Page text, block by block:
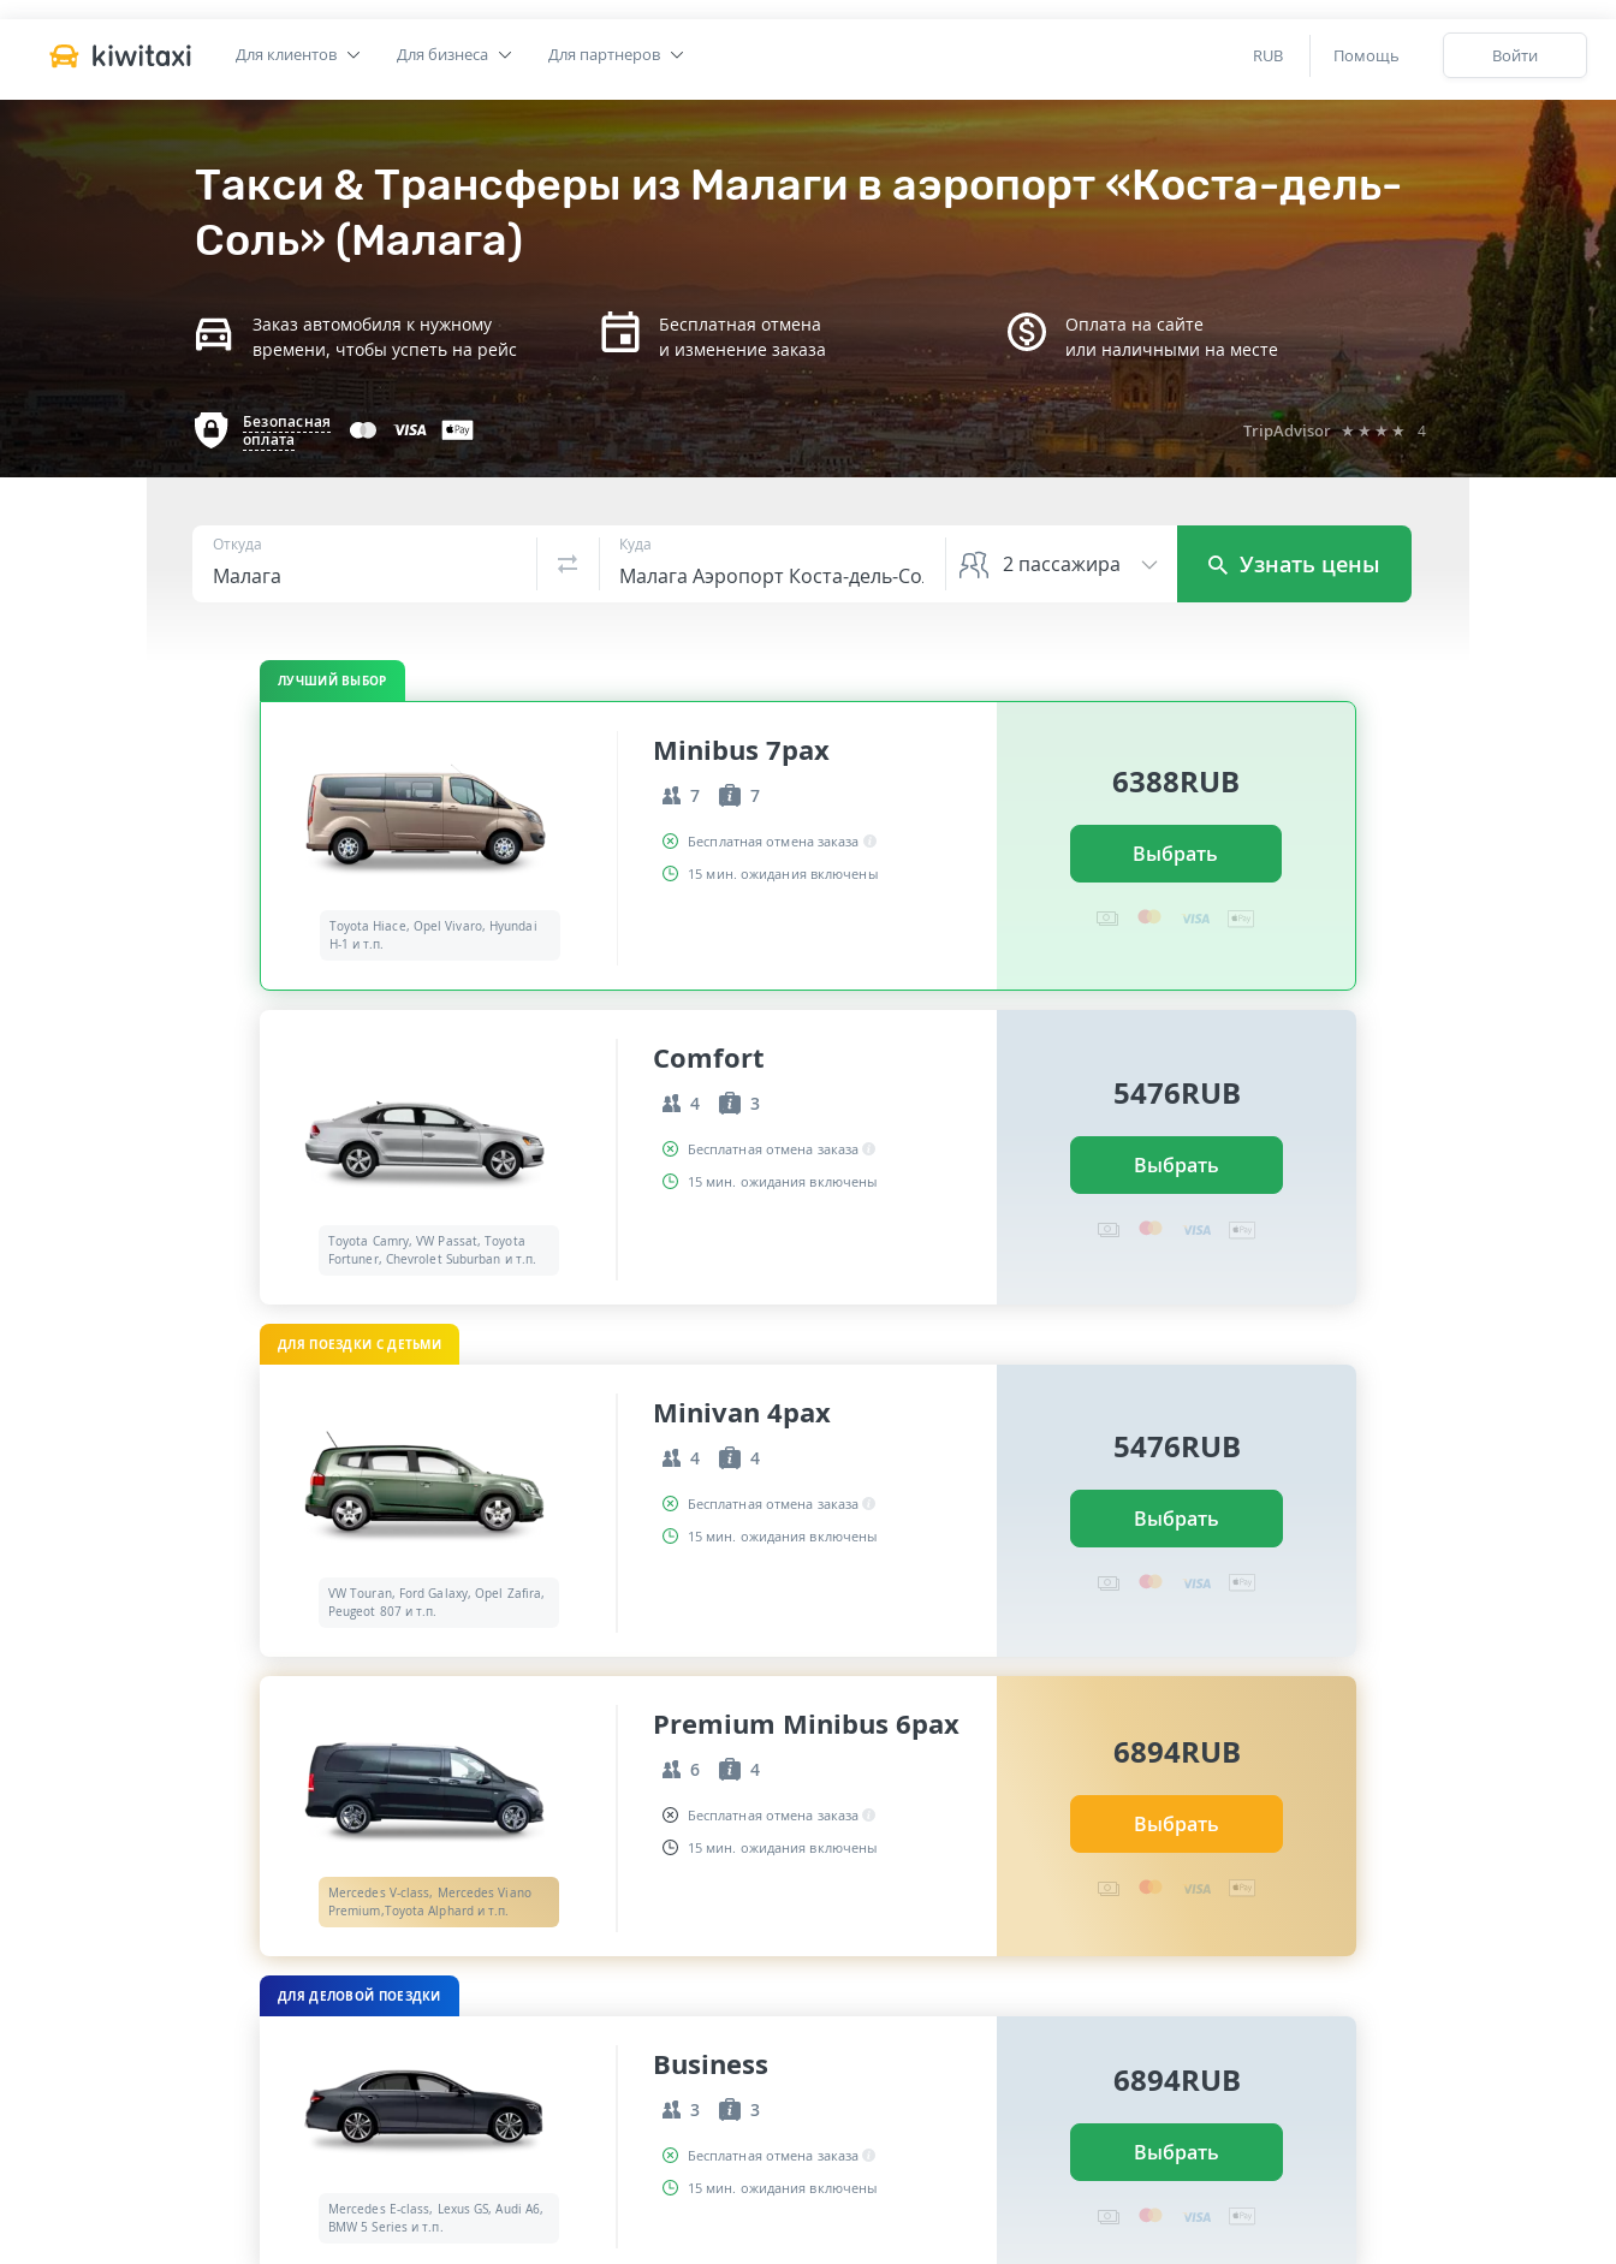
RUB Помощь Войти
Для клиентов Для бизнеса Для партнеров
Такси & Трансферы из Малаги в аэропорт «Коста-дель-
Соль» (Малага)
Заказ автомобиля к нужному
времени, чтобы успеть на рейс
Бесплатная отмена
и изменение заказа
Оплата на сайте
или наличными на месте
Безопасная
оплата
TripAdvisor ★★★★ 4
Откуда Куда
2 пассажира Узнать цены
ЛУЧШИЙ ВЫБОР
Toyota Hiace, Opel Vivaro, Hyundai
H-1 и т.п.
Minibus 7pax
7 7
Бесплатная отмена заказа
15 мин. ожидания включены
6388RUB
Выбрать
Toyota Camry, VW Passat, Toyota
Fortuner, Chevrolet Suburban и т.п.
Comfort
4 3
Бесплатная отмена заказа
15 мин. ожидания включены
5476RUB
Выбрать
ДЛЯ ПОЕЗДКИ С ДЕТЬМИ
VW Touran, Ford Galaxy, Opel Zafira,
Peugeot 807 и т.п.
Minivan 4pax
4 4
Бесплатная отмена заказа
15 мин. ожидания включены
5476RUB
Выбрать
Mercedes V-class, Mercedes Viano
Premium,Toyota Alphard и т.п.
Premium Minibus 6pax
6 4
Бесплатная отмена заказа
15 мин. ожидания включены
6894RUB
Выбрать
ДЛЯ ДЕЛОВОЙ ПОЕЗДКИ
Mercedes E-class, Lexus GS, Audi A6,
BMW 5 Series и т.п.
Business
3 3
Бесплатная отмена заказа
15 мин. ожидания включены
6894RUB
Выбрать